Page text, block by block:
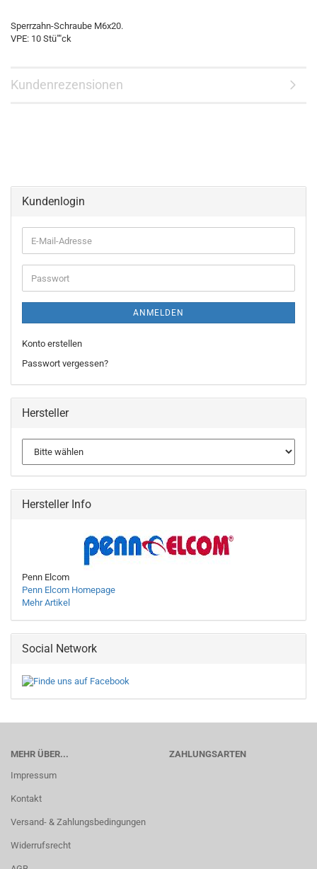
Sperrzahn-Schraube M6x20.
VPE: 10 Stü""ck
Kundenrezensionen
Kundenlogin
ANMELDEN
Konto erstellen
Passwort vergessen?
Hersteller
Hersteller Info
Penn Elcom
Penn Elcom Homepage
Mehr Artikel
Social Network
MEHR ÜBER...
Impressum
Kontakt
Versand- & Zahlungsbedingungen
Widerrufsrecht
ZAHLUNGSARTEN